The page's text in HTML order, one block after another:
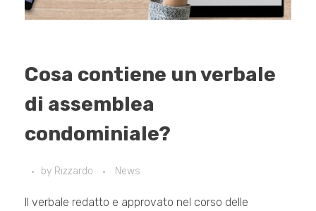
Cosa contiene un verbale
di assemblea
condominiale?
by Rizzardo News
Il verbale redatto e approvato nel corso delle